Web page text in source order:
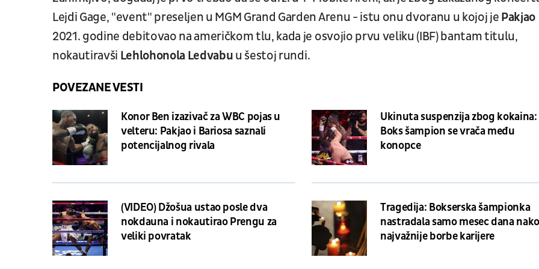
Lejdi Gage, "event" preseljen u MGM Grand Garden Arenu - istu onu dvoranu u kojoj je Pakjao
2021. godine debitovao na američkom tlu, kada je osvojio prvu veliku (IBF) bantam titulu,
nokautiravši Lehlohonola Ledvabu u šestoj rundi.
POVEZANE VESTI
Konor Ben izazivač za WBC pojas u
velteru: Pakjao i Bariosa saznali
potencijalnog rivala
Ukinuta suspenzija zbog kokaina:
Boks šampion se vrača među
konopce
(VIDEO) Džošua ustao posle dva
nokdauna i nokautirao Prengu za
veliki povratak
Tragedija: Bokserska šampionka
nastradala samo mesec dana
najvažnije borbe karijere